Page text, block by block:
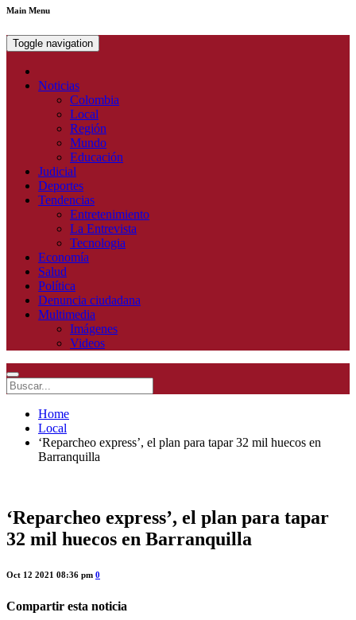
Main Menu
Toggle navigation
Noticias
Colombia
Local
Región
Mundo
Educación
Judicial
Deportes
Tendencias
Entretenimiento
La Entrevista
Tecnologia
Economía
Salud
Política
Denuncia ciudadana
Multimedia
Imágenes
Videos
Home
Local
‘Reparcheo express’, el plan para tapar 32 mil huecos en
Barranquilla
‘Reparcheo express’, el plan para tapar
32 mil huecos en Barranquilla
Oct 12 2021 08:36 pm 0
Compartir esta noticia